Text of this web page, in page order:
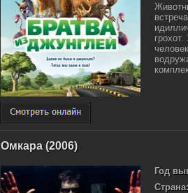
Омкара (2006)
Год
Страна: